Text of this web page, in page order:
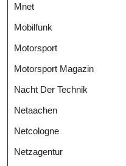
Mnet
Mobilfunk
Motorsport
Motorsport Magazin
Nacht Der Technik
Netaachen
Netcologne
Netzagentur